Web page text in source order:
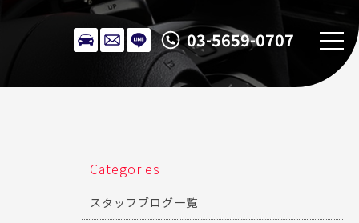
03-5659-0707
Categories
スタッフブログ一覧